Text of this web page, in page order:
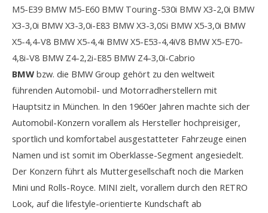
M5-E39 BMW M5-E60 BMW Touring-530i BMW X3-2,0i BMW
X3-3,0i BMW X3-3,0i-E83 BMW X3-3,0Si BMW X5-3,0i BMW
X5-4,4-V8 BMW X5-4,4i BMW X5-E53-4,4iV8 BMW X5-E70-
4,8i-V8 BMW Z4-2,2i-E85 BMW Z4-3,0i-Cabrio
BMW bzw. die BMW Group gehört zu den weltweit
führenden Automobil- und Motorradherstellern mit
Hauptsitz in München. In den 1960er Jahren machte sich der
Automobil-Konzern vorallem als Hersteller hochpreisiger,
sportlich und komfortabel ausgestatteter Fahrzeuge einen
Namen und ist somit im Oberklasse-Segment angesiedelt.
Der Konzern führt als Muttergesellschaft noch die Marken
Mini und Rolls-Royce. MINI zielt, vorallem durch den RETRO
Look, auf die lifestyle-orientierte Kundschaft ab